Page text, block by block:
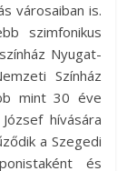
városaiban is.
szimfonikus
Nyugat-
Színház
mint 30 éve
hívására
a Szegedi
és